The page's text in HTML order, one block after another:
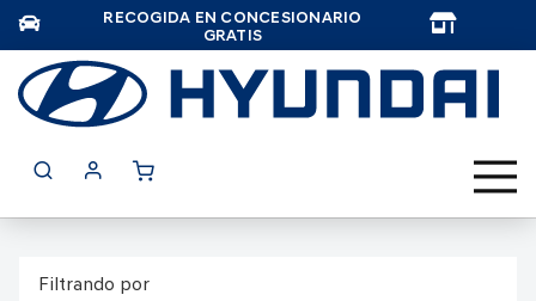
RECOGIDA EN CONCESIONARIO
GRATIS
Filtrando por